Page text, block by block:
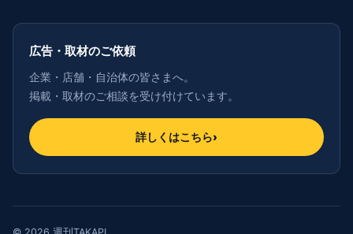
広告・取材のご依頼
企業・店舗・自治体の皆さまへ。
掲載・取材のご相談を受け付けています。
詳しくはこちら›